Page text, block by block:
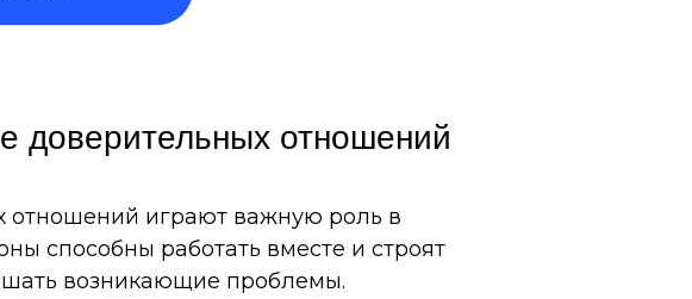
доверительных отношений
отношений играют важную роль в
способны работать вместе и строят
возникающие проблемы.